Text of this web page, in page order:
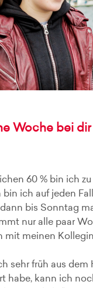
Woche bei
60 % bin ich
ich auf jeden
bis Sonntag
nur alle paar
mit meinen
sehr früh aus
habe, kann ich